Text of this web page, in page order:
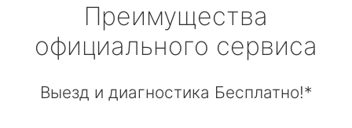
Преимущества
официального сервиса
Выезд и диагностика Бесплатно!*